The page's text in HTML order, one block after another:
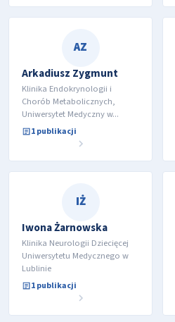
AZ
Arkadiusz Zygmunt
Klinika Endokrynologii i
Chorób Metabolicznych,
Uniwersytet Medyczny w...
1 publikacji
IŻ
Iwona Żarnowska
Klinika Neurologii Dziecięcej
Uniwersytetu Medycznego w
Lublinie
1 publikacji